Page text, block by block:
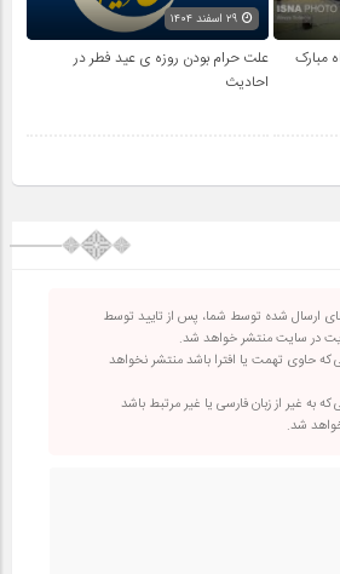
مبارک
علت حرام بودن روزه ی عید فطر در
احادیث
ارسال شده توسط شما، پس از تایید توسط
در سایت منتشر خواهد شد.
که حاوی تهمت یا افترا باشد منتشر نخواهد
که به غیر از زبان فارسی یا غیر مرتبط باشد
شد.